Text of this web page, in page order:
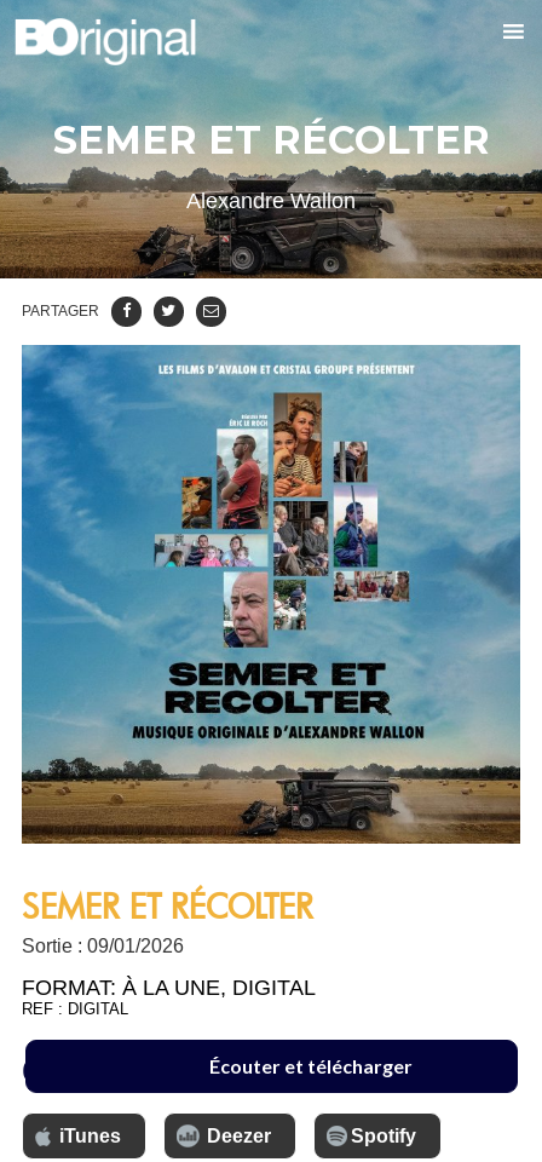
SEMER ET RÉCOLTER
Alexandre Wallon
PARTAGER
SEMER ET RÉCOLTER
Sortie : 09/01/2026
FORMAT: À LA UNE, DIGITAL
REF : DIGITAL
6.99 € Écouter et télécharger
iTunes Deezer Spotify